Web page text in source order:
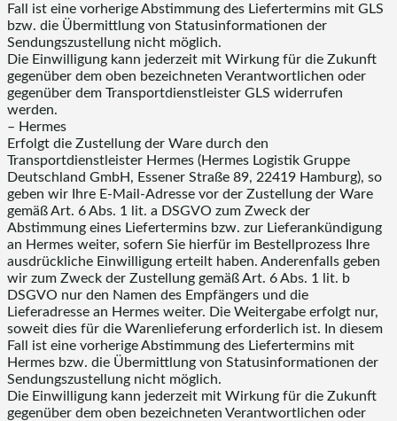
Fall ist eine vorherige Abstimmung des Liefertermins mit GLS
bzw. die Übermittlung von Statusinformationen der
Sendungszustellung nicht möglich.
Die Einwilligung kann jederzeit mit Wirkung für die Zukunft
gegenüber dem oben bezeichneten Verantwortlichen oder
gegenüber dem Transportdienstleister GLS widerrufen
werden.
– Hermes
Erfolgt die Zustellung der Ware durch den
Transportdienstleister Hermes (Hermes Logistik Gruppe
Deutschland GmbH, Essener Straße 89, 22419 Hamburg), so
geben wir Ihre E-Mail-Adresse vor der Zustellung der Ware
gemäß Art. 6 Abs. 1 lit. a DSGVO zum Zweck der
Abstimmung eines Liefertermins bzw. zur Lieferankündigung
an Hermes weiter, sofern Sie hierfür im Bestellprozess Ihre
ausdrückliche Einwilligung erteilt haben. Anderenfalls geben
wir zum Zweck der Zustellung gemäß Art. 6 Abs. 1 lit. b
DSGVO nur den Namen des Empfängers und die
Lieferadresse an Hermes weiter. Die Weitergabe erfolgt nur,
soweit dies für die Warenlieferung erforderlich ist. In diesem
Fall ist eine vorherige Abstimmung des Liefertermins mit
Hermes bzw. die Übermittlung von Statusinformationen der
Sendungszustellung nicht möglich.
Die Einwilligung kann jederzeit mit Wirkung für die Zukunft
gegenüber dem oben bezeichneten Verantwortlichen oder